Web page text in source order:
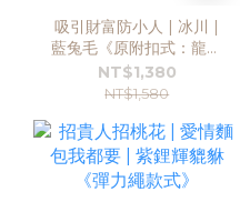
吸引財富防小人 | 冰川 |
藍兔毛《原附扣式：龍蝦
扣》
NT$1,380
NT$1,580